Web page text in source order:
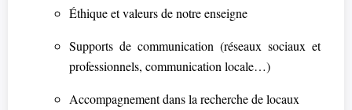
Éthique et valeurs de notre enseigne
Supports de communication (réseaux sociaux et
professionnels, communication locale…)
Accompagnement dans la recherche de locaux